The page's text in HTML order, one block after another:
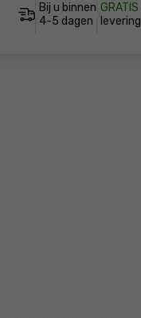
Bij u binnen
4-5 dagen
GRATIS
levering